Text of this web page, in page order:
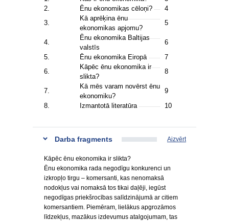
2.
Ēnu ekonomikas cēloņi?
4
3.
Kā aprēķina ēnu
ekonomikas apjomu?
5
4.
Ēnu ekonomika Baltijas
valstīs
6
5.
Ēnu ekonomika Eiropā
7
6.
Kāpēc ēnu ekonomika ir
slikta?
8
7.
Kā mēs varam novērst ēnu
ekonomiku?
9
8.
Izmantotā literatūra 10
Darba fragments Aizvērt
Kāpēc ēnu ekonomika ir slikta?
Ēnu ekonomika rada negodīgu konkurenci un
izkropļo tirgu – komersanti, kas nenomaksā
nodokļus vai nomaksā tos tikai daļēji, iegūst
negodīgas priekšrocības salīdzinājumā ar citiem
komersantiem. Piemēram, lielākus apgrozāmos
līdzekļus, mazākus izdevumus atalgojumam, tas